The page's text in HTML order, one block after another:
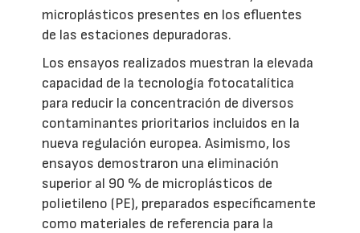
microplásticos presentes en los efluentes
de las estaciones depuradoras.
Los ensayos realizados muestran la elevada
capacidad de la tecnología fotocatalítica
para reducir la concentración de diversos
contaminantes prioritarios incluidos en la
nueva regulación europea. Asimismo, los
ensayos demostraron una eliminación
superior al 90 % de microplásticos de
polietileno (PE), preparados específicamente
como materiales de referencia para la